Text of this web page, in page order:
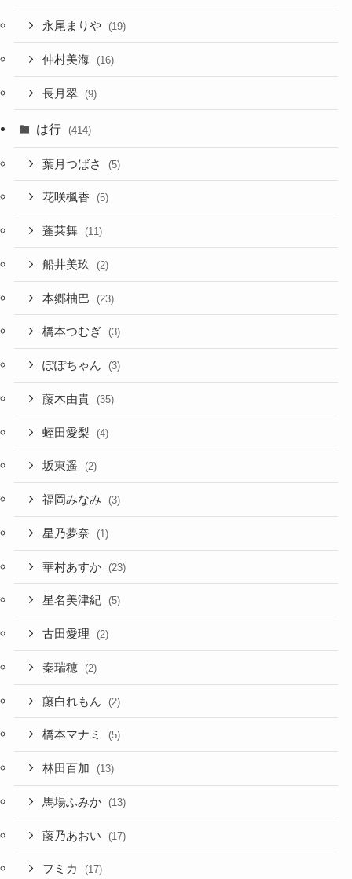
永尾まりや (19)
仲村美海 (16)
長月翠 (9)
は行 (414)
葉月つばさ (5)
花咲楓香 (5)
蓬莱舞 (11)
船井美玖 (2)
本郷柚巴 (23)
橋本つむぎ (3)
ぽぽちゃん (3)
藤木由貴 (35)
蛭田愛梨 (4)
坂東遥 (2)
福岡みなみ (3)
星乃夢奈 (1)
華村あすか (23)
星名美津紀 (5)
古田愛理 (2)
秦瑞穂 (2)
藤白れもん (2)
橋本マナミ (5)
林田百加 (13)
馬場ふみか (13)
藤乃あおい (17)
フミカ (17)